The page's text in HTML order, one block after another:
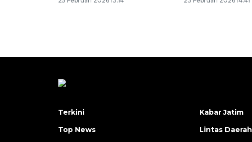
Terkini
Top News
Kabar Jatim
Lintas Daerah